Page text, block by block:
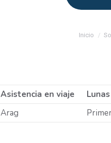
Estás
Inicio
Asistencia en viaje Lunas
Arag